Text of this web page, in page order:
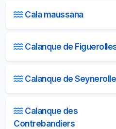
Cala maussana
Calanque de
Calanque de
Calanque des
Contrebandiers